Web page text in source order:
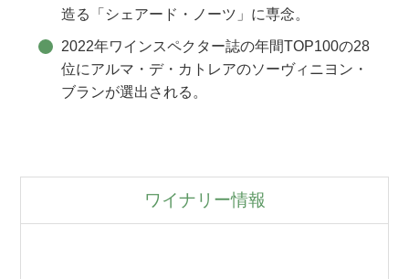
造る「シェアード・ノーツ」に専念。
2022年ワインスペクター誌の年間TOP100の28
位にアルマ・デ・カトレアのソーヴィニヨン・
ブランが選出される。
ワイナリー情報